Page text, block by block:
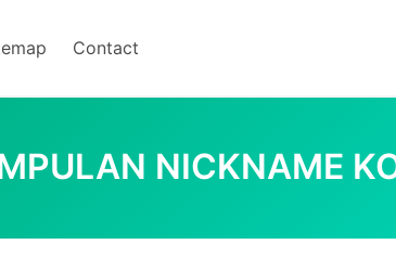
Contact
NICKNAME